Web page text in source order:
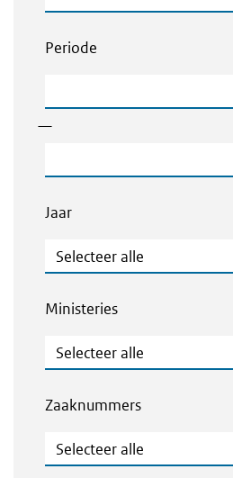
Periode
—
Jaar
Jaar
Ministeries
Ministeries
Zaaknummers
Zaaknummers